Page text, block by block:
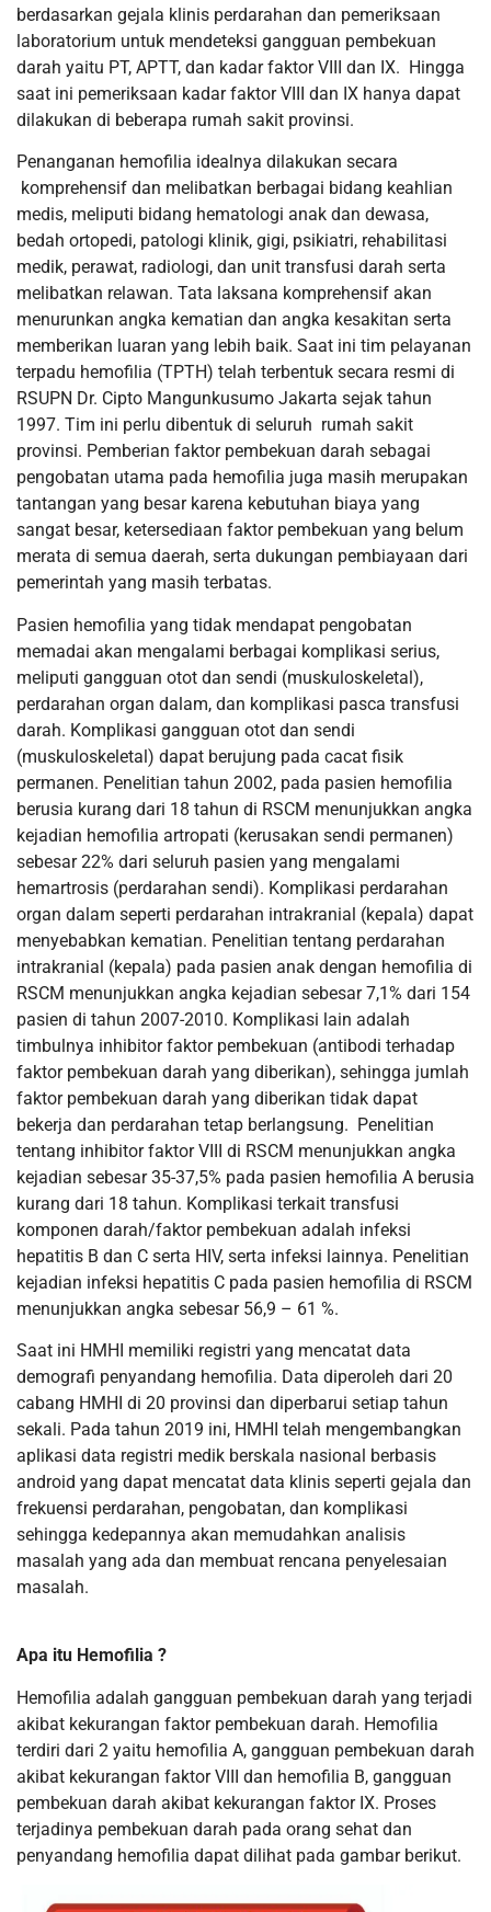
berdasarkan gejala klinis perdarahan dan pemeriksaan
laboratorium untuk mendeteksi gangguan pembekuan
darah yaitu PT, APTT, dan kadar faktor VIII dan IX. Hingga
saat ini pemeriksaan kadar faktor VIII dan IX hanya dapat
dilakukan di beberapa rumah sakit provinsi.
Penanganan hemofilia idealnya dilakukan secara
komprehensif dan melibatkan berbagai bidang keahlian
medis, meliputi bidang hematologi anak dan dewasa,
bedah ortopedi, patologi klinik, gigi, psikiatri, rehabilitasi
medik, perawat, radiologi, dan unit transfusi darah serta
melibatkan relawan. Tata laksana komprehensif akan
menurunkan angka kematian dan angka kesakitan serta
memberikan luaran yang lebih baik. Saat ini tim pelayanan
terpadu hemofilia (TPTH) telah terbentuk secara resmi di
RSUPN Dr. Cipto Mangunkusumo Jakarta sejak tahun
1997. Tim ini perlu dibentuk di seluruh rumah sakit
provinsi. Pemberian faktor pembekuan darah sebagai
pengobatan utama pada hemofilia juga masih merupakan
tantangan yang besar karena kebutuhan biaya yang
sangat besar, ketersediaan faktor pembekuan yang belum
merata di semua daerah, serta dukungan pembiayaan dari
pemerintah yang masih terbatas.
Pasien hemofilia yang tidak mendapat pengobatan
memadai akan mengalami berbagai komplikasi serius,
meliputi gangguan otot dan sendi (muskuloskeletal),
perdarahan organ dalam, dan komplikasi pasca transfusi
darah. Komplikasi gangguan otot dan sendi
(muskuloskeletal) dapat berujung pada cacat fisik
permanen. Penelitian tahun 2002, pada pasien hemofilia
berusia kurang dari 18 tahun di RSCM menunjukkan angka
kejadian hemofilia artropati (kerusakan sendi permanen)
sebesar 22% dari seluruh pasien yang mengalami
hemartrosis (perdarahan sendi). Komplikasi perdarahan
organ dalam seperti perdarahan intrakranial (kepala) dapat
menyebabkan kematian. Penelitian tentang perdarahan
intrakranial (kepala) pada pasien anak dengan hemofilia di
RSCM menunjukkan angka kejadian sebesar 7,1% dari 154
pasien di tahun 2007-2010. Komplikasi lain adalah
timbulnya inhibitor faktor pembekuan (antibodi terhadap
faktor pembekuan darah yang diberikan), sehingga jumlah
faktor pembekuan darah yang diberikan tidak dapat
bekerja dan perdarahan tetap berlangsung. Penelitian
tentang inhibitor faktor VIII di RSCM menunjukkan angka
kejadian sebesar 35-37,5% pada pasien hemofilia A berusia
kurang dari 18 tahun. Komplikasi terkait transfusi
komponen darah/faktor pembekuan adalah infeksi
hepatitis B dan C serta HIV, serta infeksi lainnya. Penelitian
kejadian infeksi hepatitis C pada pasien hemofilia di RSCM
menunjukkan angka sebesar 56,9 – 61 %.
Saat ini HMHI memiliki registri yang mencatat data
demografi penyandang hemofilia. Data diperoleh dari 20
cabang HMHI di 20 provinsi dan diperbarui setiap tahun
sekali. Pada tahun 2019 ini, HMHI telah mengembangkan
aplikasi data registri medik berskala nasional berbasis
android yang dapat mencatat data klinis seperti gejala dan
frekuensi perdarahan, pengobatan, dan komplikasi
sehingga kedepannya akan memudahkan analisis
masalah yang ada dan membuat rencana penyelesaian
masalah.
Apa itu Hemofilia ?
Hemofilia adalah gangguan pembekuan darah yang terjadi
akibat kekurangan faktor pembekuan darah. Hemofilia
terdiri dari 2 yaitu hemofilia A, gangguan pembekuan darah
akibat kekurangan faktor VIII dan hemofilia B, gangguan
pembekuan darah akibat kekurangan faktor IX. Proses
terjadinya pembekuan darah pada orang sehat dan
penyandang hemofilia dapat dilihat pada gambar berikut.